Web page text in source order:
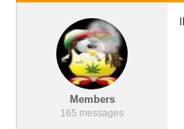
Members
165 messages